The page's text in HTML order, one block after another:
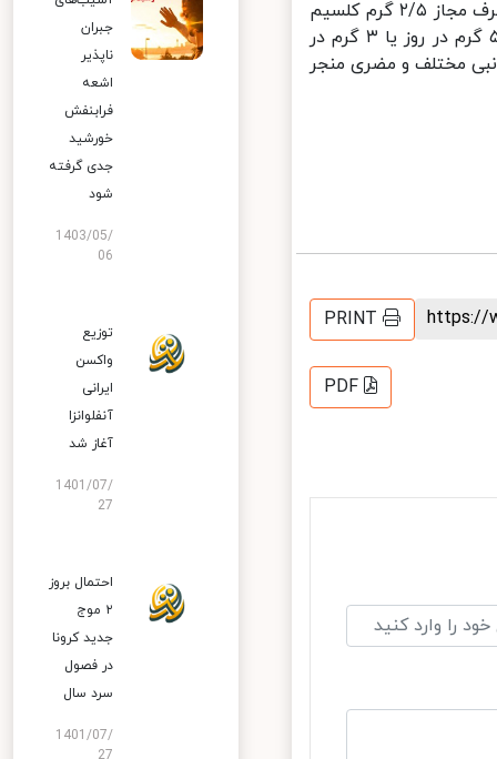
عبداللهی ادامه داد: مصرف مکمل‌های کلسیم که روی هم از سطح بالایی مصرف مجاز ۲/۵ گرم کلسیم
در روز نباید بیشتر باشد، مصرف مقدار بسیار زیادی کلسیم، یعنی بیش از ۵ گرم در روز یا ۳ گرم در
مختلف و مضری منجر
PRINT
PDF
جبران
ناپذیر
اشعه
فرابنفش
خورشید
جدی گرفته
شود
1403/05/
06
توزیع
واکسن
ایرانی
آنفلوانزا
آغاز شد
1401/07/
27
احتمال بروز
۲ موج
جدید کرونا
در فصول
سرد سال
1401/07/